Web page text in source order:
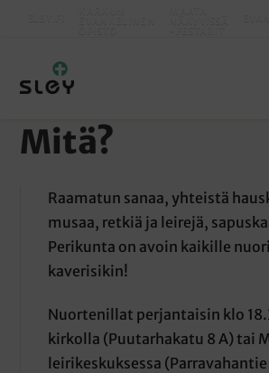
ETUSIVU
TOIMINTA PAIKKAKUNNITTAIN
Mitä?
Raamatun sanaa, yhteistä
musaa, retkiä ja leirejä,
Perikunta on avoin kaikille
kaverisikin!
Nuortenillat perjantaisin klo
kirkolla (Puutarhakatu 8 A) tai
leirikeskuksessa